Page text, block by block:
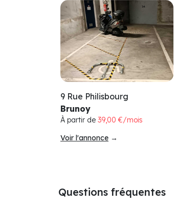
9 Rue Philisbourg
Brunoy
À partir de 39,00 €/mois
Voir l'annonce →
Questions fréquentes